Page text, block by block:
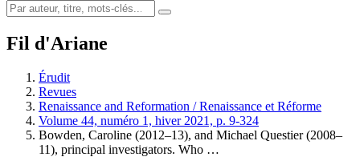
Fil d'Ariane
Érudit
Revues
Renaissance and Reformation / Renaissance et Réforme
Volume 44, numéro 1, hiver 2021, p. 9-324
Bowden, Caroline (2012–13), and Michael Questier (2008–
11), principal investigators. Who …